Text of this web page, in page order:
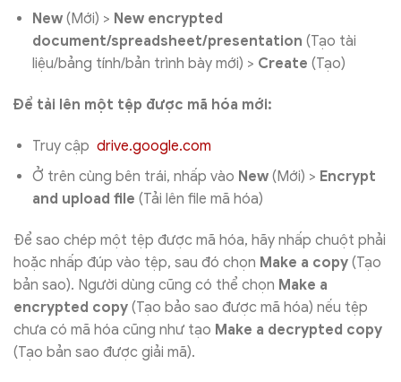
New(Mới) > New encrypted
document/spreadsheet/presentation (Tạo tài
liệu/bảng tính/bản trình bày mới) > Create (Tạo)
Để tải lên một tệp được mã hóa mới:
Truy cập drive.google.com
Ở trên cùng bên trái, nhấp vào New(Mới) > Encrypt
and upload file (Tải lên file mã hóa)
Để sao chép một tệp được mã hóa, hãy nhấp chuột phải
hoặc nhấp đúp vào tệp, sau đó chọn Make a copy (Tạo
bản sao). Người dùng cũng có thể chọn Make a
encrypted copy (Tạo bảo sao được mã hóa) nếu tệp
chưa có mã hóa cũng như tạo Make a decrypted copy
(Tạo bản sao được giải mã).